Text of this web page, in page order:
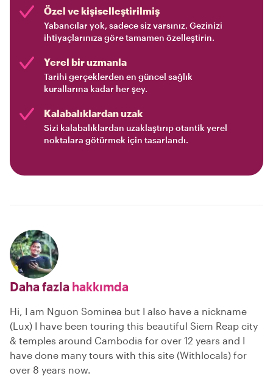
Özel ve kişiselleştirilmiş
Yabancılar yok, sadece siz varsınız. Gezinizi
ihtiyaçlarınıza göre tamamen özelleştirin.
Yerel bir uzmanla
Tarihi gerçeklerden en güncel sağlık
kurallarına kadar her şey.
Kalabalıklardan uzak
Sizi kalabalıklardan uzaklaştırıp otantik yerel
noktalara götürmek için tasarlandı.
Daha fazla hakkımda
Hi, I am Nguon Sominea but I also have a nickname
(Lux) I have been touring this beautiful Siem Reap city
& temples around Cambodia for over 12 years and I
have done many tours with this site (Withlocals) for
over 8 years now.